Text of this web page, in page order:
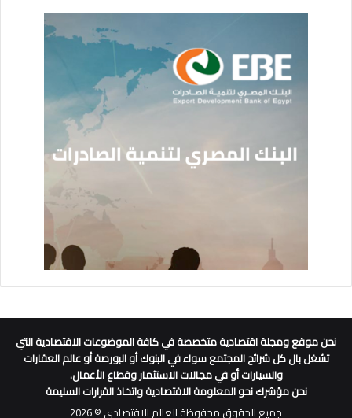
نحن موقع ومجلة اقتصادية متخصصة في كافة الموضوعات الاقتصادية التي
تشغل بال كل شرائح المجتمع سواء في البنوك أو البورصة أو عالم العقارات
والسيارات أو في مجالات الاستثمار وقطاع الأعمال.
نحن مؤشرك نحو المعلومة الاقتصادية واتخاذ القرارات السليمة
جميع الحقوق محفوظة العالم الاقتصادي © 2026